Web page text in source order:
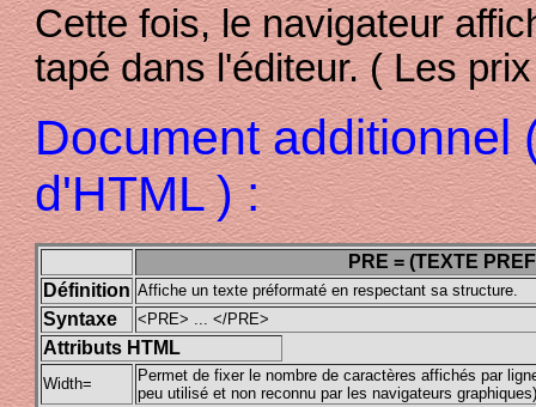
Cette fois, le navigateur
tapé dans l'éditeur. ( Les
Document additionnel
d'HTML ) :
PRE = (TEXTE
Définition Affiche un texte préformaté en respectant sa structure.
Syntaxe <PRE> ... </PRE>
Attributs HTML
Width=
Permet de fixer le nombre de caractères affichés par
peu utilisé et non reconnu par les navigateurs